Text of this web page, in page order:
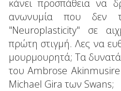
κάνει προσπάθεια να
ανωνυμία που δεν
"Neuroplasticity" σε
πρώτη στιγμή. Λες να
μουρμουρητά; Τα
του Ambrose
Michael Gira των Swans;